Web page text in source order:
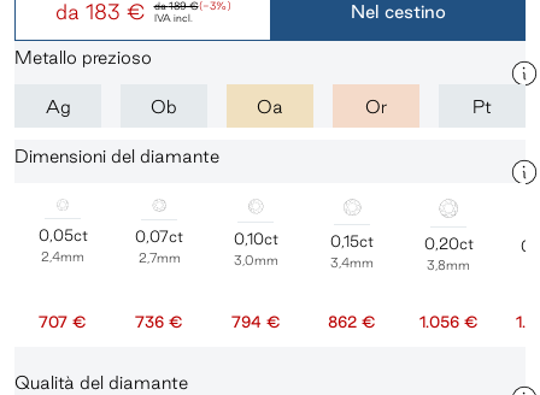
da189 €(-3%)
da 183 € IVA incl. Nel cestino
Metallo prezioso
Ag Ob Oa Or Pt
Dimensioni del diamante
0,05ct
2,4mm
707 €
0,07ct
2,7mm
736 €
0,10ct
3,0mm
794 €
0,15ct
3,4mm
862 €
0,20ct
3,8mm
1.056 €
Qualità del diamante